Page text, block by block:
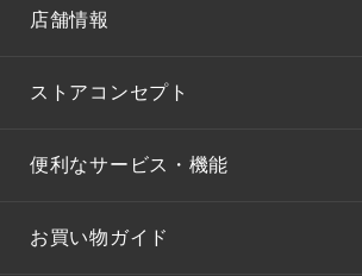
店舗情報
ストアコンセプト
便利なサービス・機能
お買い物ガイド